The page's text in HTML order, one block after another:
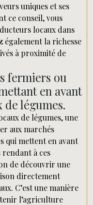
uniques et ses
ce conseil, vous
locaux dans
également la richesse
à proximité de
fermiers ou
en avant
légumes.
de légumes, une
aux marchés
qui mettent en avant
rendant à ces
de découvrir une
directement
C’est une manière
l’agriculture